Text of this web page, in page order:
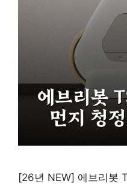
[26년 NEW] 에브리봇